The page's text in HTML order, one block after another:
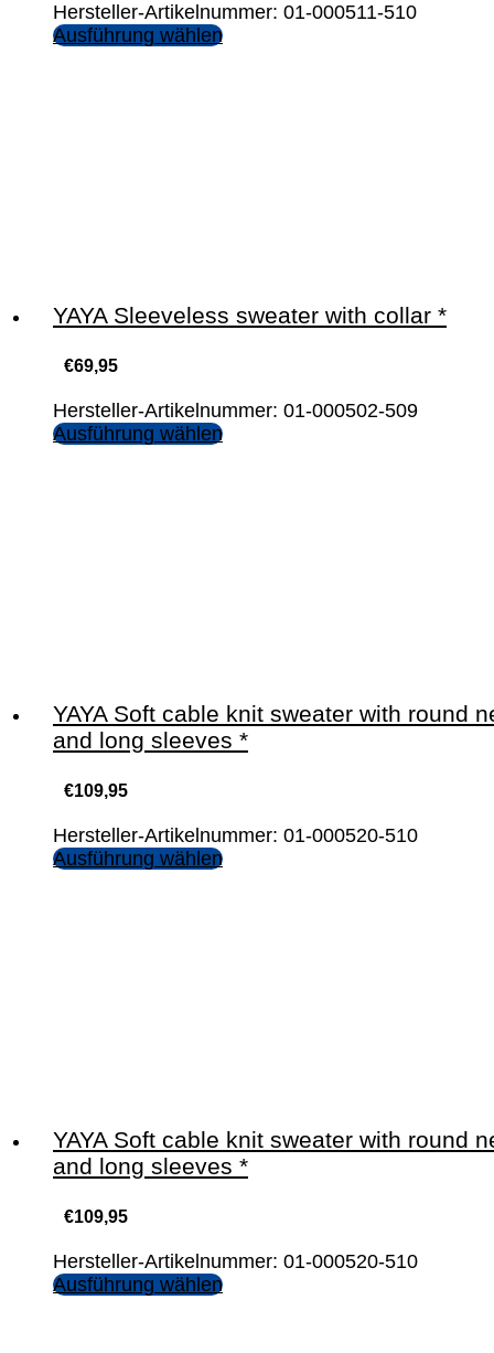
Hersteller-Artikelnummer: 01-000511-510
Ausführung wählen
YAYA Sleeveless sweater with collar *
€69,95
Hersteller-Artikelnummer: 01-000502-509
Ausführung wählen
YAYA Soft cable knit sweater with round
and long sleeves *
€109,95
Hersteller-Artikelnummer: 01-000520-510
Ausführung wählen
YAYA Soft cable knit sweater with round
and long sleeves *
€109,95
Hersteller-Artikelnummer: 01-000520-510
Ausführung wählen